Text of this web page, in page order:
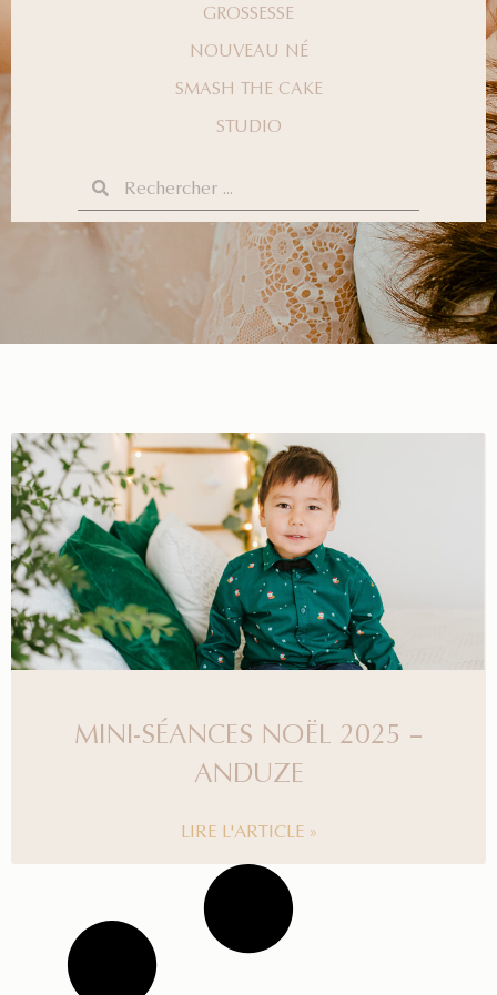
GROSSESSE
NOUVEAU NÉ
SMASH THE CAKE
STUDIO
MINI-SÉANCES NOËL 2025 –
ANDUZE
LIRE L'ARTICLE »